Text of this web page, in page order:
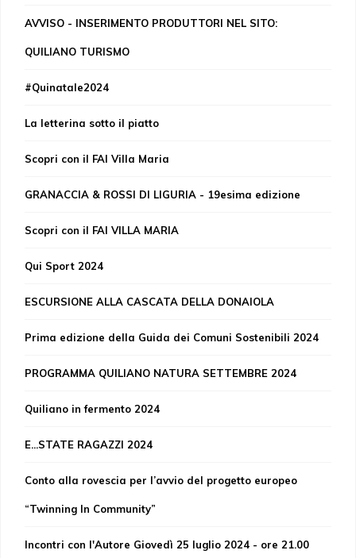
AVVISO - INSERIMENTO PRODUTTORI NEL SITO:
QUILIANO TURISMO
#Quinatale2024
La letterina sotto il piatto
Scopri con il FAI Villa Maria
GRANACCIA & ROSSI DI LIGURIA - 19esima edizione
Scopri con il FAI VILLA MARIA
Qui Sport 2024
ESCURSIONE ALLA CASCATA DELLA DONAIOLA
Prima edizione della Guida dei Comuni Sostenibili 2024
PROGRAMMA QUILIANO NATURA SETTEMBRE 2024
Quiliano in fermento 2024
E...STATE RAGAZZI 2024
Conto alla rovescia per l’avvio del progetto europeo
“Twinning In Community”
Incontri con l'Autore Giovedì 25 luglio 2024 - ore 21.00